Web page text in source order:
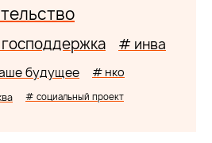
# инва
будущее # нко
# социальный проект